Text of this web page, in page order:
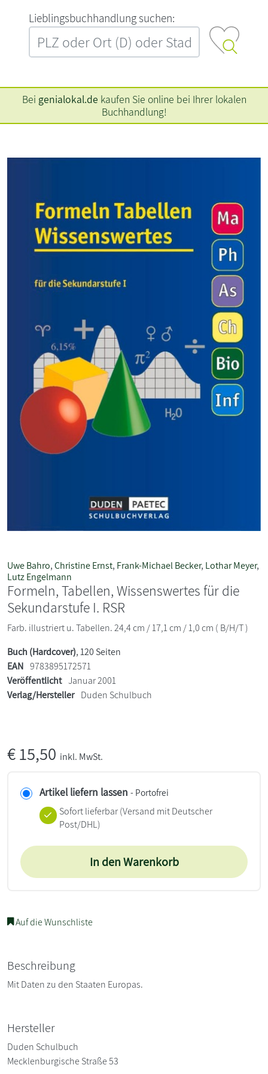
L‍i‍e‍b‍l‍i‍n‍g‍s‍b‍u‍c‍h‍h‍a‍n‍d‍l‍u‍n‍g‍ ‍s‍u‍c‍h‍e‍n‍:‍
Bei genialokal.de kaufen Sie online bei Ihrer lokalen
Buchhandlung!
Uwe Bahro,Christine Ernst, Frank-Michael Becker, Lothar Meyer,
Lutz Engelmann
Formeln, Tabellen, Wissenswertes für die
Sekundarstufe I. RSR
Farb. illustriert u. Tabellen. 24,4 cm / 17,1 cm / 1,0 cm ( B/H/T )
Buch (Hardcover), 120 Seiten
EAN 9783895172571
Veröffentlicht Januar 2001
Verlag/Hersteller Duden Schulbuch
€15,50 inkl. MwSt.
Artikel liefern lassen - Portofrei
Sofort lieferbar(Versand mit Deutscher
Post/DHL)
In den Warenkorb
Auf die Wunschliste
Beschreibung
Mit Daten zu den Staaten Europas.
Hersteller
Duden Schulbuch
Mecklenburgische Straße 53